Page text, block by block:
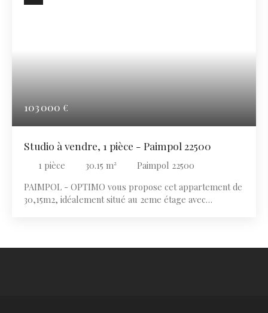
103 000 €
Studio à vendre, 1 pièce - Paimpol 22500
1 pièce 30.15 m²
Paimpol 22500
PAIMPOL - OPTIMO vous propose cet appartement de
30,15m2, idéalement situé au 2eme étage avec
constitue une belle opportunité pour un